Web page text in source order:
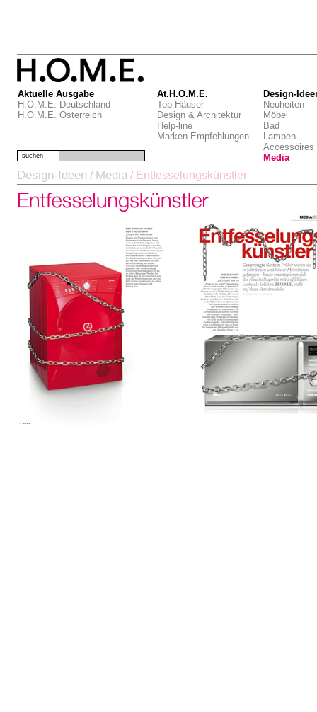
Aktuelle Ausgabe
H.O.M.E. Deutschland
H.O.M.E. Österreich
At.H.O.M.E.
Top Häuser
Design & Architektur
Help-line
Marken-Empfehlungen
Design-
Neuheiten
Möbel
Bad
Lampen
Accessoires
Media
suchen
Design-Ideen / Media / Entfesselungskünstler